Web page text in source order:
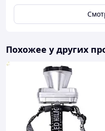
Похожее у других